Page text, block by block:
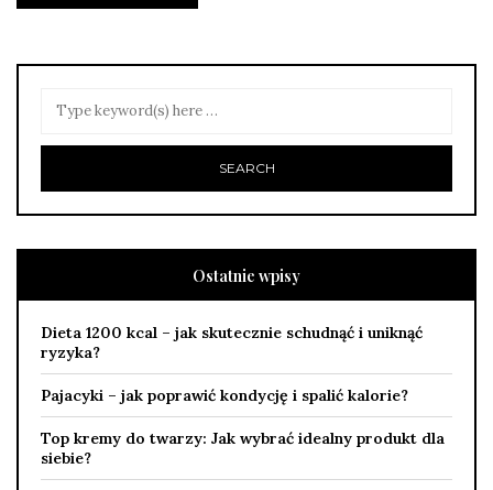
Ostatnie wpisy
Dieta 1200 kcal – jak skutecznie schudnąć i uniknąć
ryzyka?
Pajacyki – jak poprawić kondycję i spalić kalorie?
Top kremy do twarzy: Jak wybrać idealny produkt dla
siebie?